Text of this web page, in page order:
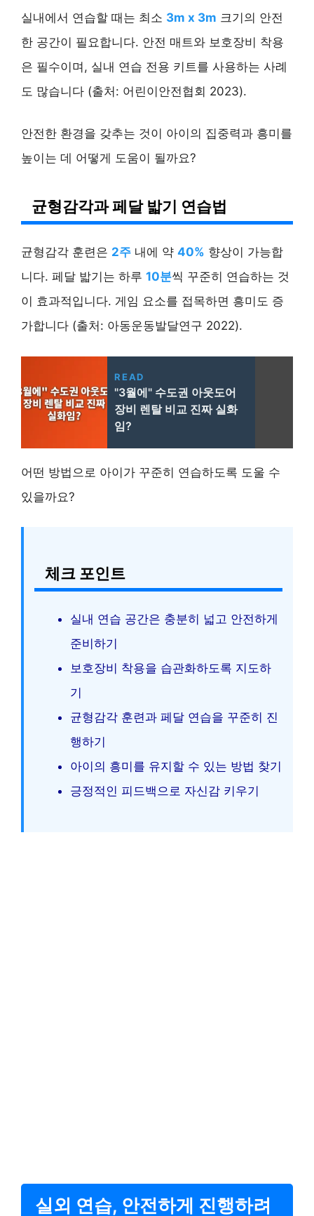
실내에서 연습할 때는 최소 3m x 3m 크기의 안전
한 공간이 필요합니다. 안전 매트와 보호장비 착용
은 필수이며, 실내 연습 전용 키트를 사용하는 사례
도 많습니다 (출처: 어린이안전협회 2023).
안전한 환경을 갖추는 것이 아이의 집중력과 흥미를
높이는 데 어떻게 도움이 될까요?
균형감각과 페달 밟기 연습법
균형감각 훈련은 2주 내에 약 40% 향상이 가능합
니다. 페달 밟기는 하루 10분씩 꾸준히 연습하는 것
이 효과적입니다. 게임 요소를 접목하면 흥미도 증
가합니다 (출처: 아동운동발달연구 2022).
READ
"3월에" 수도권 아웃도어
장비 렌탈 비교 진짜 실화
임?
어떤 방법으로 아이가 꾸준히 연습하도록 도울 수
있을까요?
체크 포인트
실내 연습 공간은 충분히 넓고 안전하게
준비하기
보호장비 착용을 습관화하도록 지도하
기
균형감각 훈련과 페달 연습을 꾸준히 진
행하기
아이의 흥미를 유지할 수 있는 방법 찾기
긍정적인 피드백으로 자신감 키우기
실외 연습, 안전하게 진행하려